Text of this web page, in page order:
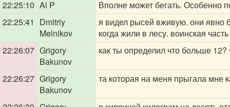
22:25:10 Al P
Вполне может бегать. Особенно
22:25:41
Dmitriy
Melnikov
я видел рысей вживую. они явно
когда жили в лесу. воинская
22:26:07 Grigory
Bakunov
как ты определил что больше 12?
22:26:27 Grigory
Bakunov
та которая на меня прыгала мне